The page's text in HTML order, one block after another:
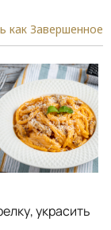
как Завершенное
украсить